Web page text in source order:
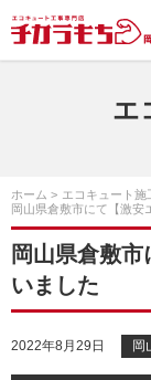
エ
ホーム エコキュート施
岡山県倉敷市にて【激安
岡山県倉敷
いました
2022年8月29日 岡